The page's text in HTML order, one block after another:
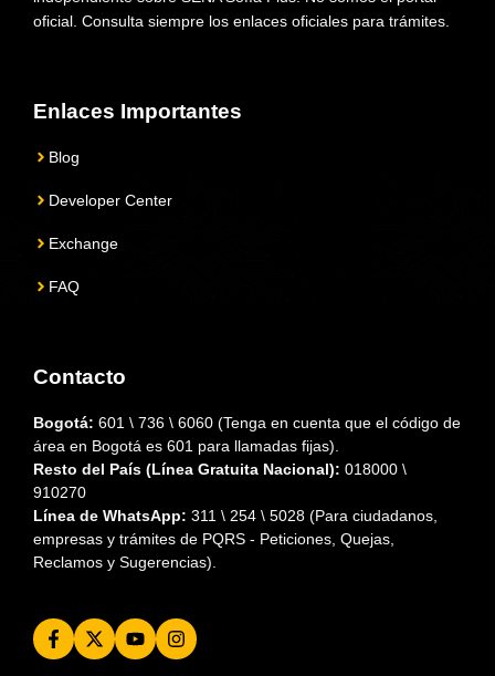
oficial. Consulta siempre los enlaces oficiales para trámites.
Enlaces Importantes
Blog
Developer Center
Exchange
FAQ
Contacto
Bogotá: 601 \ 736 \ 6060 (Tenga en cuenta que el código de
área en Bogotá es 601 para llamadas fijas).
Resto del País (Línea Gratuita Nacional): 018000 \
910270
Línea de WhatsApp: 311 \ 254 \ 5028 (Para ciudadanos,
empresas y trámites de PQRS - Peticiones, Quejas,
Reclamos y Sugerencias).